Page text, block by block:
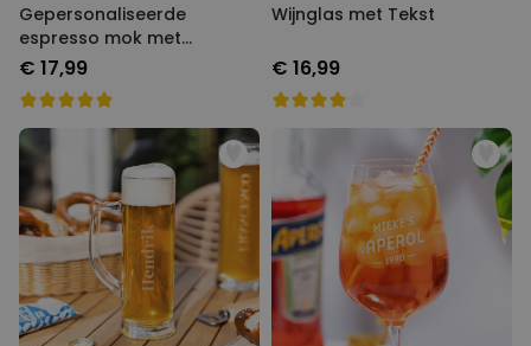
Gepersonaliseerde
espresso mok met
monogram
€ 17,99
Wijnglas met Tekst
€ 16,99